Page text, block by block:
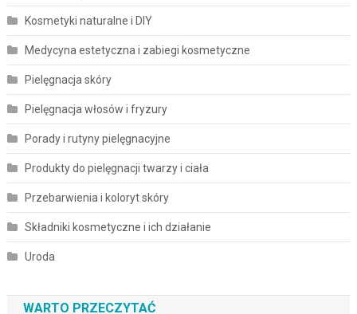
Kosmetyki naturalne i DIY
Medycyna estetyczna i zabiegi kosmetyczne
Pielęgnacja skóry
Pielęgnacja włosów i fryzury
Porady i rutyny pielęgnacyjne
Produkty do pielęgnacji twarzy i ciała
Przebarwienia i koloryt skóry
Składniki kosmetyczne i ich działanie
Uroda
WARTO PRZECZYTAĆ